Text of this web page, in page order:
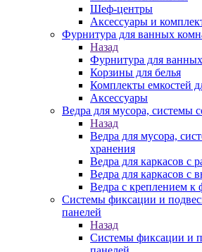
Шеф-центры
Аксессуары и
Фурнитура для ванных
Назад
Фурнитура для
Корзины для белья
Комплекты емкостей
Аксессуары
Ведра для мусора, системы
Назад
Ведра для мусора,
хранения
Ведра для каркасов с
Ведра для каркасов
Ведра с креплением к
Системы фиксации и
панелей
Назад
Системы фиксации и